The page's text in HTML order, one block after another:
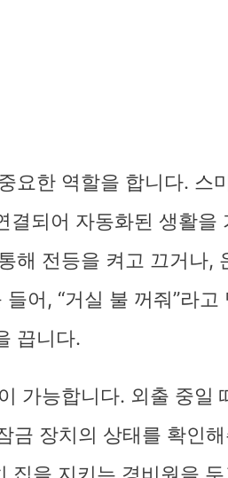
요한 역할을 합니다. 스
결되어 자동화된 생활을
해 전등을 켜고 끄거나,
어, “거실 불 꺼줘”라고
끕니다.
가능합니다. 외출 중일
금 장치의 상태를 확인